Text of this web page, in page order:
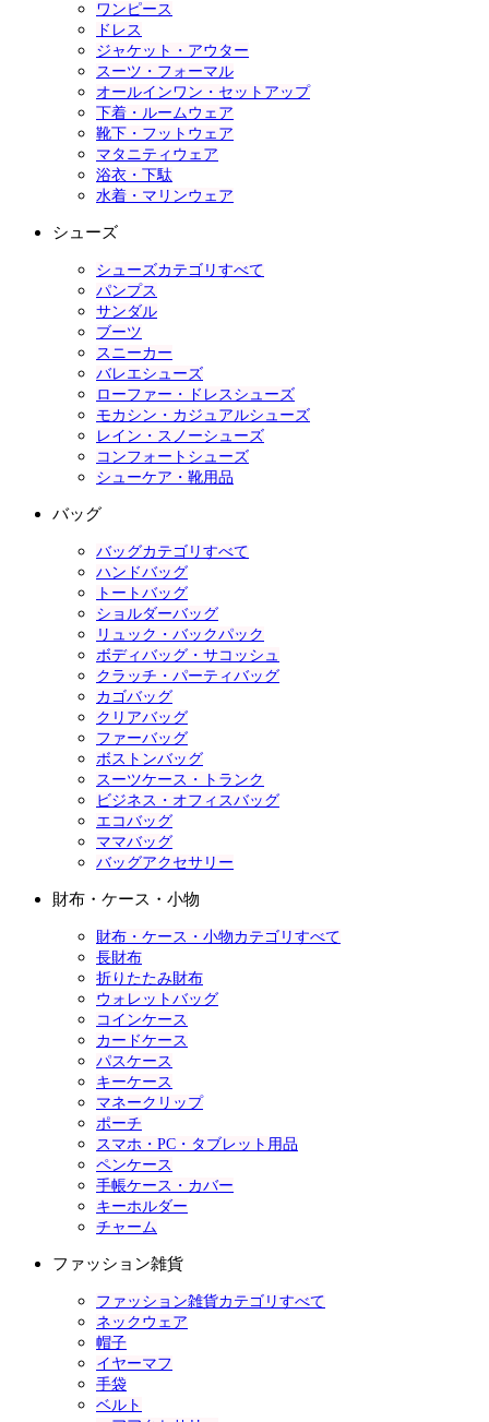
ワンピース
ドレス
ジャケット・アウター
スーツ・フォーマル
オールインワン・セットアップ
下着・ルームウェア
靴下・フットウェア
マタニティウェア
浴衣・下駄
水着・マリンウェア
シューズ
シューズカテゴリすべて
パンプス
サンダル
ブーツ
スニーカー
バレエシューズ
ローファー・ドレスシューズ
モカシン・カジュアルシューズ
レイン・スノーシューズ
コンフォートシューズ
シューケア・靴用品
バッグ
バッグカテゴリすべて
ハンドバッグ
トートバッグ
ショルダーバッグ
リュック・バックパック
ボディバッグ・サコッシュ
クラッチ・パーティバッグ
カゴバッグ
クリアバッグ
ファーバッグ
ボストンバッグ
スーツケース・トランク
ビジネス・オフィスバッグ
エコバッグ
ママバッグ
バッグアクセサリー
財布・ケース・小物
財布・ケース・小物カテゴリすべて
長財布
折りたたみ財布
ウォレットバッグ
コインケース
カードケース
パスケース
キーケース
マネークリップ
ポーチ
スマホ・PC・タブレット用品
ペンケース
手帳ケース・カバー
キーホルダー
チャーム
ファッション雑貨
ファッション雑貨カテゴリすべて
ネックウェア
帽子
イヤーマフ
手袋
ベルト